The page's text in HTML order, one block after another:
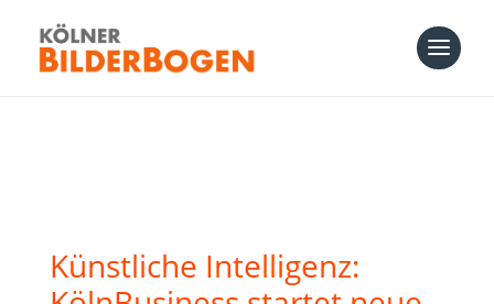
Künstliche Intelligenz: